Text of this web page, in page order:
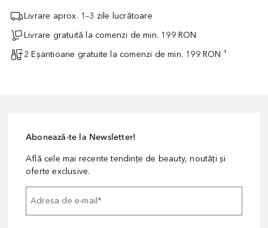
Livrare aprox. 1–3 zile lucrătoare
Livrare gratuită la comenzi de min. 199 RON
2 Eșantioane gratuite la comenzi de min. 199 RON ¹
Abonează-te la Newsletter!
Află cele mai recente tendințe de beauty, noutăți și
oferte exclusive.
Adresa de e-mail*